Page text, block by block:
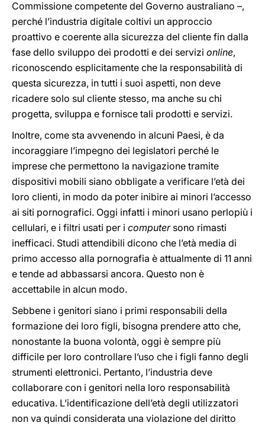
Commissione competente del Governo australiano –,
perché l’industria digitale coltivi un approccio
proattivo e coerente alla sicurezza del cliente fin dalla
fase dello sviluppo dei prodotti e dei servizi online,
riconoscendo esplicitamente che la responsabilità di
questa sicurezza, in tutti i suoi aspetti, non deve
ricadere solo sul cliente stesso, ma anche su chi
progetta, sviluppa e fornisce tali prodotti e servizi.
Inoltre, come sta avvenendo in alcuni Paesi, è da
incoraggiare l’impegno dei legislatori perché le
imprese che permettono la navigazione tramite
dispositivi mobili siano obbligate a verificare l’età dei
loro clienti, in modo da poter inibire ai minori l’accesso
ai siti pornografici. Oggi infatti i minori usano perlopiù i
cellulari, e i filtri usati per i computersono rimasti
inefficaci. Studi attendibili dicono che l’età media di
primo accesso alla pornografia è attualmente di 11 anni
e tende ad abbassarsi ancora. Questo non è
accettabile in alcun modo.
Sebbene i genitori siano i primi responsabili della
formazione dei loro figli, bisogna prendere atto che,
nonostante la buona volontà, oggi è sempre più
difficile per loro controllare l’uso che i figli fanno degli
strumenti elettronici. Pertanto, l’industria deve
collaborare con i genitori nella loro responsabilità
educativa. L’identificazione dell’età degli utilizzatori
non va quindi considerata una violazione del diritto